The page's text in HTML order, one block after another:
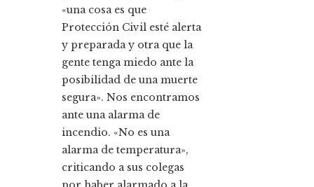
«una cosa es que
Protección Civil esté alerta
y preparada y otra que la
gente tenga miedo ante la
posibilidad de una muerte
segura». Nos encontramos
ante una alarma de
incendio. «No es una
alarma de temperatura»,
criticando a sus colegas